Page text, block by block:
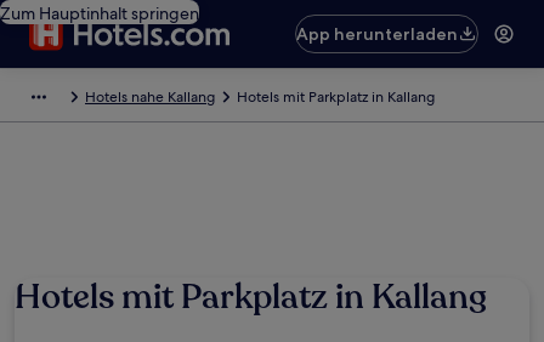
Zum Hauptinhalt springen
App herunterladen
Hotels nahe Kallang Hotels mit Parkplatz in Kallang
Hotels mit Parkplatz in Kallang